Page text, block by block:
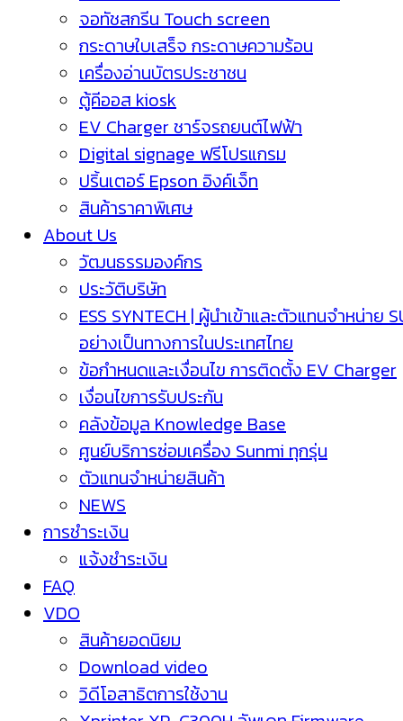
จอทัชสกรีน Touch screen
กระดาษใบเสร็จ กระดาษความร้อน
เครื่องอ่านบัตรประชาชน
ตู้คีออส kiosk
EV Charger ชาร์จรถยนต์ไฟฟ้า
Digital signage ฟรีโปรแกรม
ปริ้นเตอร์ Epson อิงค์เจ็ท
สินค้าราคาพิเศษ
About Us
วัฒนธรรมองค์กร
ประวัติบริษัท
ESS SYNTECH | ผู้นำเข้าและตัวแทนจำหน่าย
อย่างเป็นทางการในประเทศไทย
ข้อกำหนดและเงื่อนไข การติดตั้ง EV Charger
เงื่อนไขการรับประกัน
คลังข้อมูล Knowledge Base
ศูนย์บริการซ่อมเครื่อง Sunmi ทุกรุ่น
ตัวแทนจำหน่ายสินค้า
NEWS
การชำระเงิน
แจ้งชำระเงิน
FAQ
VDO
สินค้ายอดนิยม
Download video
วิดีโอสาธิตการใช้งาน